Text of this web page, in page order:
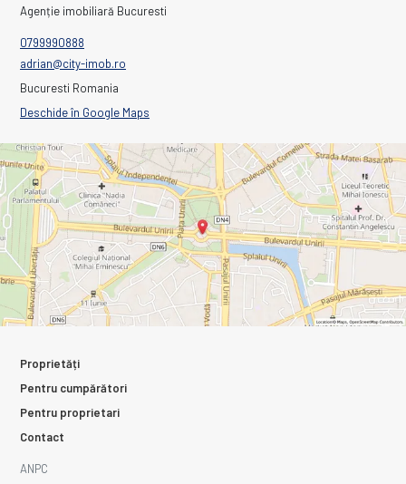
Agenție imobiliară Bucuresti
0799990888
adrian@city-imob.ro
Bucuresti Romania
Deschide în Google Maps
Proprietăți
Pentru cumpărători
Pentru proprietari
Contact
ANPC